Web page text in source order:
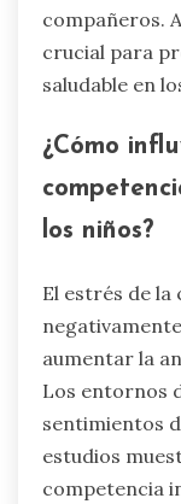
compañeros.
crucial para
saludable en
¿Cómo
los niños?
El estrés de
aumentar la
Los entornos
sentimientos
estudios
competencia